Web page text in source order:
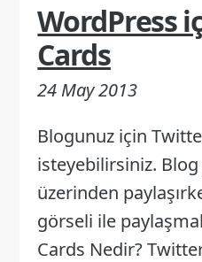
WordPress
Cards
24 May 2013
Blogunuz için
isteyebilirsiniz. Blog
üzerinden
görseli ile
Cards Nedir?